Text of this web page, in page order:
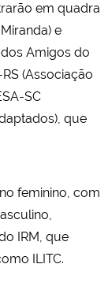
em quadra
e
Amigos do
(Associação
SC
que
feminino, com
IRM, que
ILITC.